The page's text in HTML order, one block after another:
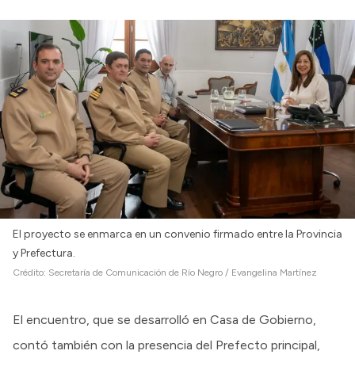
El proyecto se enmarca en un convenio firmado entre la Provincia
y Prefectura.
Crédito: Secretaría de Comunicación de Río Negro / Evangelina Martínez
El encuentro, que se desarrolló en Casa de Gobierno,
contó también con la presencia del Prefecto principal,